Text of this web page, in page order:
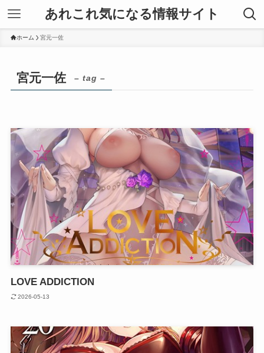
あれこれ気になる情報サイト
ホーム 宮元一佐
宮元一佐 – tag –
LOVE ADDICTION
2026-05-13